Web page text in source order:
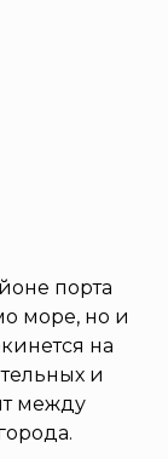
порта
море, но и
на
и
между